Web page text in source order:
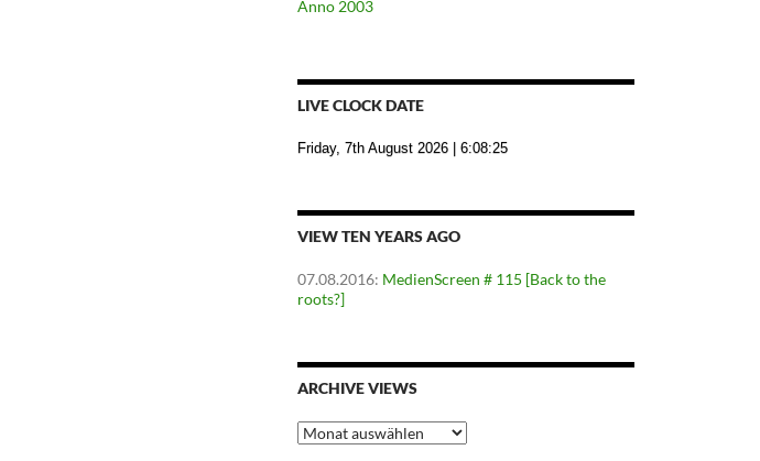
Anno 2003
LIVE CLOCK DATE
Friday, 7th August 2026 | 6:08:26
VIEW TEN YEARS AGO
07.08.2016: MedienScreen # 115 [Back to the
roots?]
ARCHIVE VIEWS
Archive
Views